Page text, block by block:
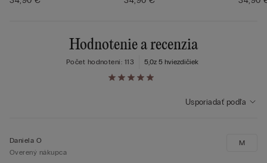
Hodnotenie a recenzia
5,0z 5 hviezdičiek
Počet hodnotení: 113
Usporiadať podľa
Daniela O
Overený nákupca
M